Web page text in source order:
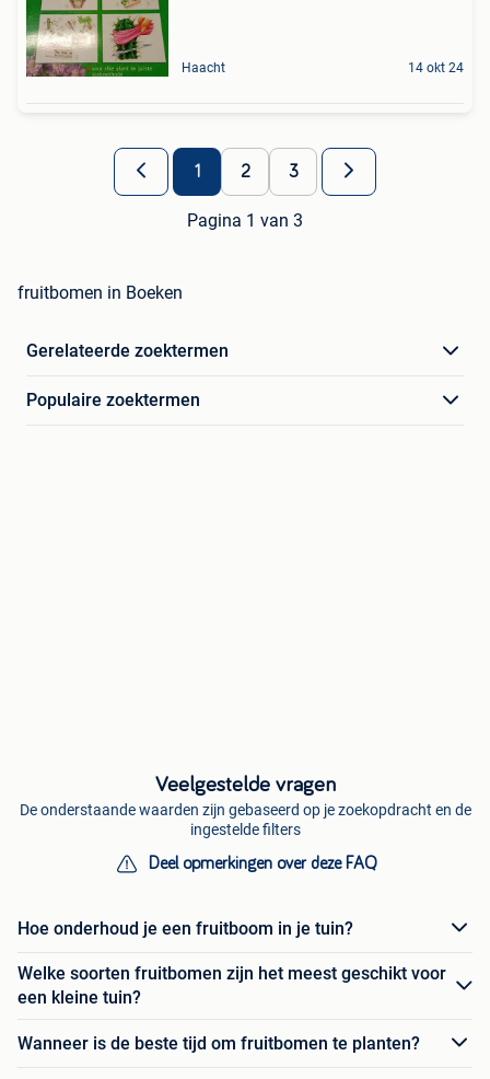
Haacht 14 okt 24
1 2 3
Pagina 1 van 3
fruitbomen in Boeken
Gerelateerde zoektermen
Populaire zoektermen
Veelgestelde vragen
De onderstaande waarden zijn gebaseerd op je zoekopdracht en de
ingestelde filters
Deel opmerkingen over deze FAQ
Hoe onderhoud je een fruitboom in je tuin?
Welke soorten fruitbomen zijn het meest geschikt voor
een kleine tuin?
Wanneer is de beste tijd om fruitbomen te planten?